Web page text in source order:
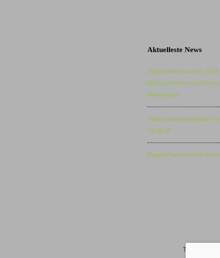
Aktuelleste News
Doppel-Nachtturnier 2026
Hitzeschlachten und
Mitternacht.
Hobby Beachvolleyball-
13.06.26
Doppel-Nachtturnier
TSV